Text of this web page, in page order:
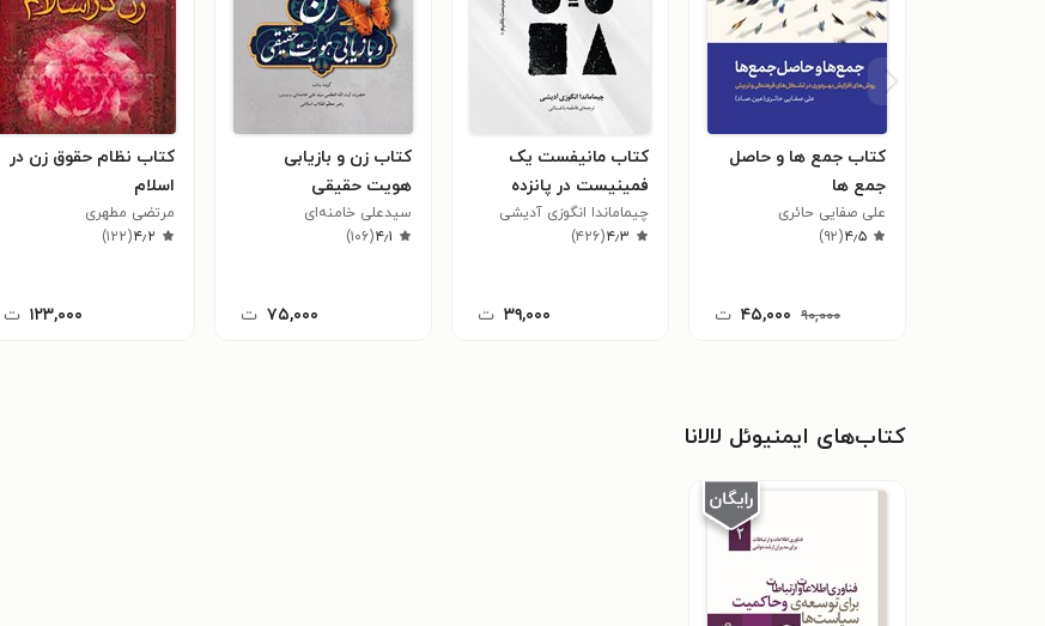
کتاب جمع ها و حاصل
جمع ها
علی صفایی حائری
۴٫۵(۹۲)
۹۰,۰۰۰ ۴۵,۰۰۰ ت
کتاب مانیفست یک
فمینیست در پانزده
پیشنهاد
چیماماندا انگوزی آدیشی
۴٫۳(۴۲۶)
۳۹,۰۰۰ ت
کتاب زن و بازیابی
هویت حقیقی
سید‌علی خامنه‌ای
۴٫۱(۱۰۶)
۷۵,۰۰۰ ت
کتاب نظام حقوق زن در
اسلام
مرتضی مطهری
۴٫۲(۱۲۲)
۱۲۳,۰۰۰ ت
کتاب‌های ایمنیوئل لالانا